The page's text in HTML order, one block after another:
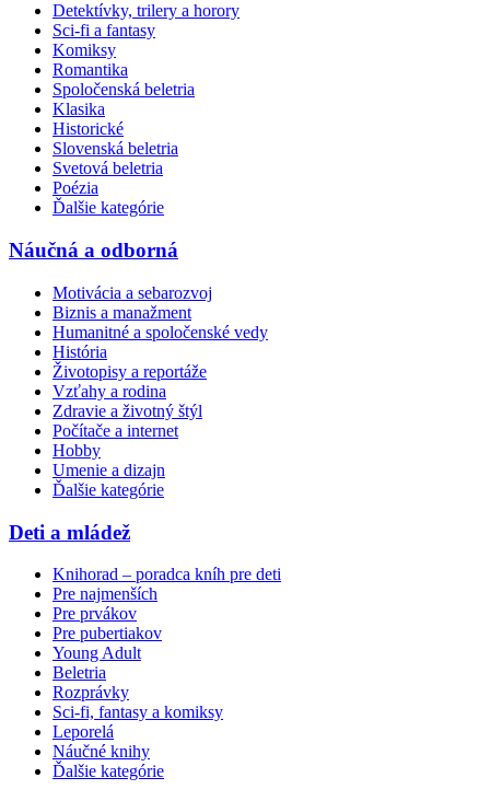
Detektívky, trilery a horory
Sci-fi a fantasy
Komiksy
Romantika
Spoločenská beletria
Klasika
Historické
Slovenská beletria
Svetová beletria
Poézia
Ďalšie kategórie
Náučná a odborná
Motivácia a sebarozvoj
Biznis a manažment
Humanitné a spoločenské vedy
História
Životopisy a reportáže
Vzťahy a rodina
Zdravie a životný štýl
Počítače a internet
Hobby
Umenie a dizajn
Ďalšie kategórie
Deti a mládež
Knihorad – poradca kníh pre deti
Pre najmenších
Pre prvákov
Pre pubertiakov
Young Adult
Beletria
Rozprávky
Sci-fi, fantasy a komiksy
Leporelá
Náučné knihy
Ďalšie kategórie